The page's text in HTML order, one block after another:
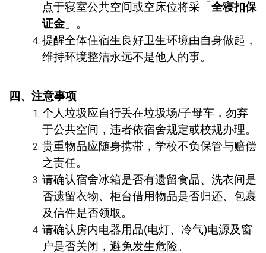
点于寝室公共空间或空床位将采「全寝扣保
证金 」。
提醒全体住宿生良好卫生环境由自身做起，
维持环境整洁永远不是他人的事。
四、注意事项
个人垃圾应自行丢在垃圾场/子母车，勿弃
于公共空间，违者依宿舍规定或校规办理。
贵重物品应随身携带，学校不负保管与赔偿
之责任。
请确认宿舍冰箱是否有遗留食品、洗衣间是
否遗留衣物、柜台借用物品是否归还、包裹
及信件是否领取。
请确认房内电器用品(电灯、冷气)电源及窗
户是否关闭，避免发生危险。